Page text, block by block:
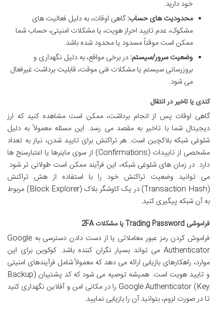
خود دارید.
محدودیت های حساب:گاهی اوقات، به دلیل فعالیت های
مشکوک، عدم تایید احراز هویت، یا مشکلات امنیتی، حساب شما
ممکن است موقتاً مسدود یا محدود شده باشد.
وضعیت سرور/سیستم: در برخی مواقع، به دلیل نگهداری و
بروزرسانی سیستم یا مشکلات فنی موقت، قابلیت برداشت غیرفعال
می شود.
کندی یا تاخیر در انتقال
گاهی اوقات پس از انجام برداشت، ممکن است مشاهده کنید که ارز
دیجیتال شما با تاخیر به مقصد می رسد. این مسئله معمولاً به دلیل
شلوغی شبکه بلاکچین است. هر تراکنش برای تایید شدن، نیاز به تعداد
مشخصی از تاییدات (Confirmations) از سوی ماینرها یا اعتبارسنج ها
دارد. در زمان های شلوغی شبکه، این فرآیند ممکن است طولانی تر شود.
می توانید وضعیت تراکنش خود را با استفاده از هش تراکنش
(Transaction Hash) در یک کاوشگر بلاک (Block Explorer) مربوط
به آن شبکه پیگیری کنید.
فراموشی Trading Password یا مشکلات 2FA
فراموش کردن رمز عبور معاملاتی یا از دست دادن دسترسی به Google
Authenticator می تواند بسیار نگران کننده باشد. کوکوین برای این
موارد، راهکارهای بازیابی ارائه می دهد که معمولاً شامل فرآیندهای امنیتی
و تایید هویت است. همیشه توصیه می شود که کد پشتیبان (Backup
Key) Google Authenticator را در مکانی امن و آفلاین نگهداری کنید
تا در صورت لزوم، بتوانید آن را بازیابی نمایید.